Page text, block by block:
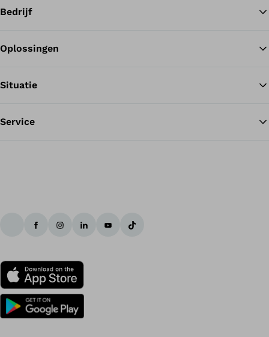
Bedrijf
Oplossingen
Situatie
Service